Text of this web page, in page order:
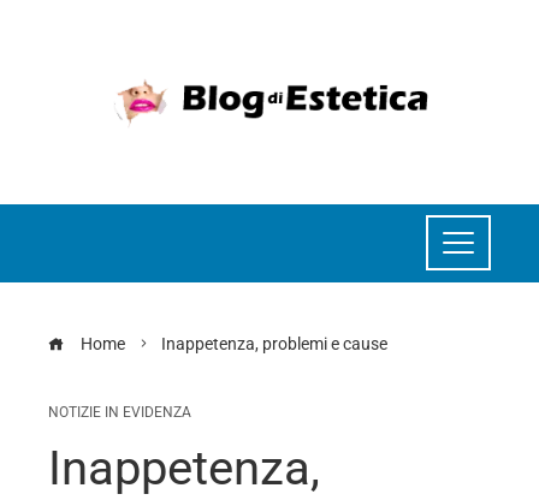
Home Inappetenza, problemi e cause
NOTIZIE IN EVIDENZA
Inappetenza,